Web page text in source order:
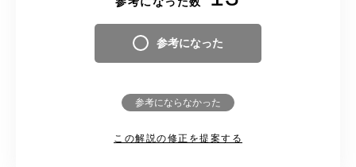
参考になった
参考にならなかった
この解説の修正を提案する